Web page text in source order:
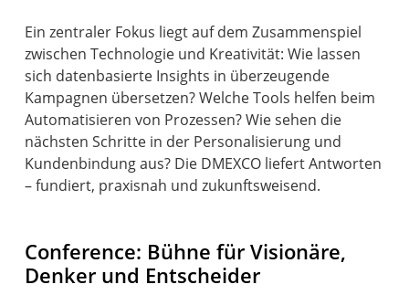
Ein zentraler Fokus liegt auf dem Zusammenspiel
zwischen Technologie und Kreativität: Wie lassen
sich datenbasierte Insights in überzeugende
Kampagnen übersetzen? Welche Tools helfen beim
Automatisieren von Prozessen? Wie sehen die
nächsten Schritte in der Personalisierung und
Kundenbindung aus? Die DMEXCO liefert Antworten
– fundiert, praxisnah und zukunftsweisend.
Conference: Bühne für Visionäre,
Denker und Entscheider